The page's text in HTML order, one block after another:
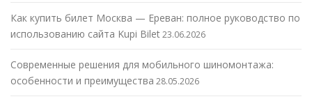
Как купить билет Москва — Ереван: полное руководство по
использованию сайта Kupi Bilet23.06.2026
Современные решения для мобильного шиномонтажа:
особенности и преимущества 28.05.2026